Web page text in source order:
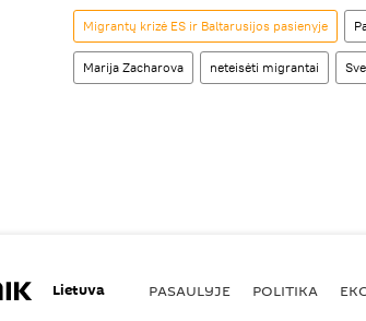
Migrantų krizė ES ir Baltarusijos pasienyje
Marija Zacharova neteisėti migrantai
Lietuva PASAULYJE POLITIKA